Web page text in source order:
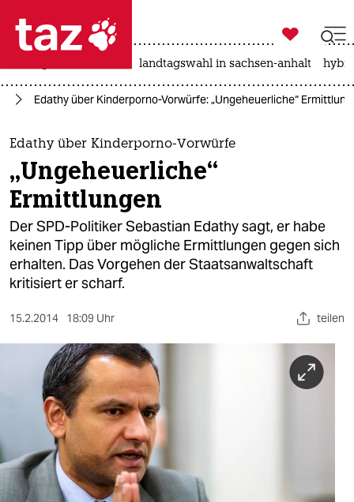
 taz zahl ich
taz zahl ich
themen
politik
öko
gesellschaft
kultur
sport
berlin
nord
wahrheit
verlag
verlag

taz zahl ich
landtagswahl in sachsen-anhalt
Edathy über Kinderporno-Vorwürfe: „Ungeheuerliche“
Edathy über Kinderporno-Vorwürfe
„Ungeheuerliche“
Ermittlungen
Der SPD-Politiker Sebastian Edathy sagt, er habe
keinen Tipp über mögliche Ermittlungen gegen sich
erhalten. Das Vorgehen der Staatsanwaltschaft
kritisiert er scharf.
15.2.2014 18:09 Uhr teilen